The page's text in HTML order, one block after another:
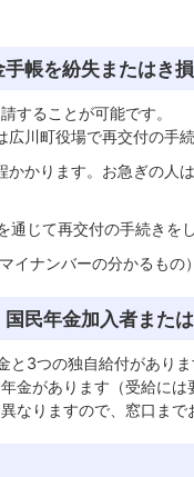
帳を紛失またはき
することが可能です。
川町役場で再交付の手続
かかります。お急ぎの人
じて再交付の手続きをし
イナンバーの分かるもの）
民年金加入者また
3つの独自給付がありま
金があります（受給には
なりますので、窓口まで